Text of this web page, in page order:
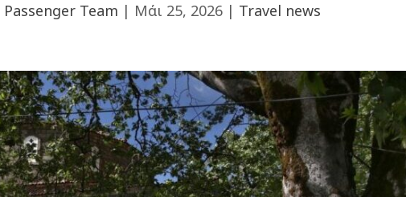
Passenger Team | Μάι 25, 2026 | Travel news